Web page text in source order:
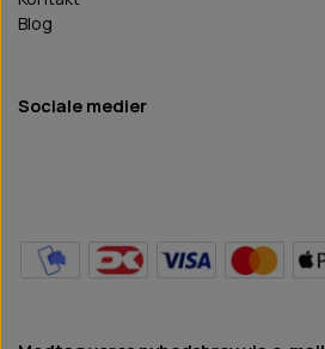
Blog
Sociale medier